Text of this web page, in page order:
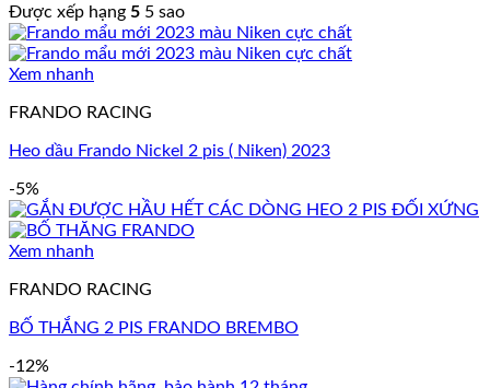
Được xếp hạng 5 5 sao
Xem nhanh
FRANDO RACING
Heo dầu Frando Nickel 2 pis ( Niken) 2023
-5%
Xem nhanh
FRANDO RACING
BỐ THẮNG 2 PIS FRANDO BREMBO
-12%